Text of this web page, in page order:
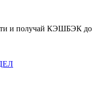
и получай КЭШБЭК до